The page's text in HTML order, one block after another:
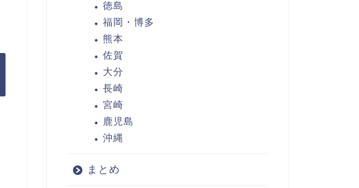
徳島
福岡・博多
熊本
佐賀
大分
長崎
宮崎
鹿児島
沖縄
まとめ